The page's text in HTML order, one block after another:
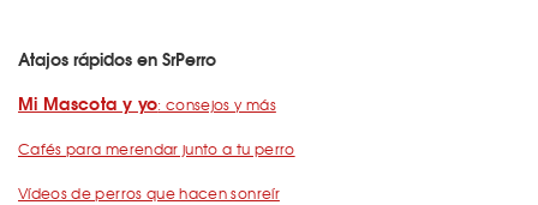
Atajos rápidos en SrPerro
Mi Mascota y yo: consejos y más
Cafés para merendar junto a tu perro
Vídeos de perros que hacen sonreír